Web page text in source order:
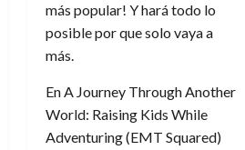
más popular! Y hará todo lo
posible por que solo vaya a
más.
EnA Journey Through Another
World: Raising Kids While
Adventuring (EMT Squared)